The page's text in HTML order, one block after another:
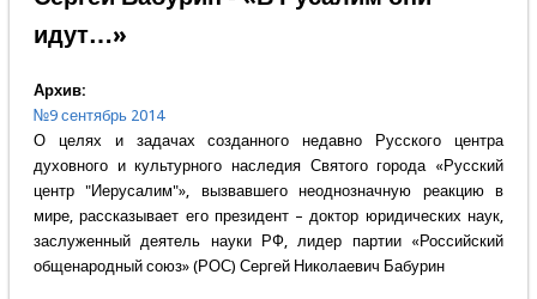
идут…»
Архив:
№9 сентябрь 2014
О целях и задачах созданного недавно Русского центра
духовного и культурного наследия Святого города «Русский
центр "Иерусалим"», вызвавшего неоднозначную реакцию в
мире, рассказывает его президент – доктор юридических наук,
заслуженный деятель науки РФ, лидер партии «Российский
общенародный союз» (РОС) Сергей Николаевич Бабурин